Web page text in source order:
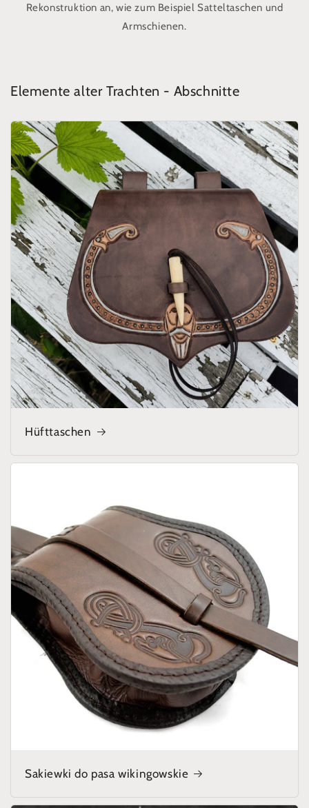
Rekonstruktion an, wie zum Beispiel Satteltaschen und
Armschienen.
Elemente alter Trachten - Abschnitte
Hüfttaschen
Sakiewki do pasa wikingowskie